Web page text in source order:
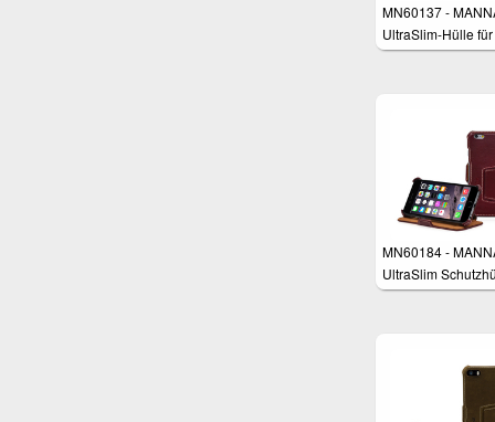
MN60137 -
UltraSlim-Hülle für
iPhone 6 und 6s
MN60184 -
UltraSlim
für Apple iPhone